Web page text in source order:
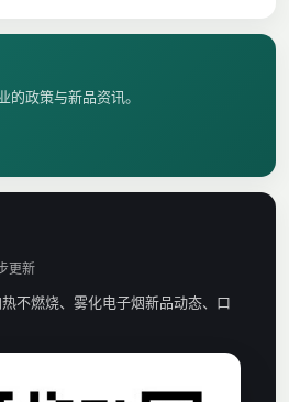
的政策与新品资讯。
更新
不燃烧、雾化电子烟新品动态、口